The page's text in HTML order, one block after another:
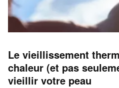
Le vieillissement
chaleur (et pas
vieillir votre peau